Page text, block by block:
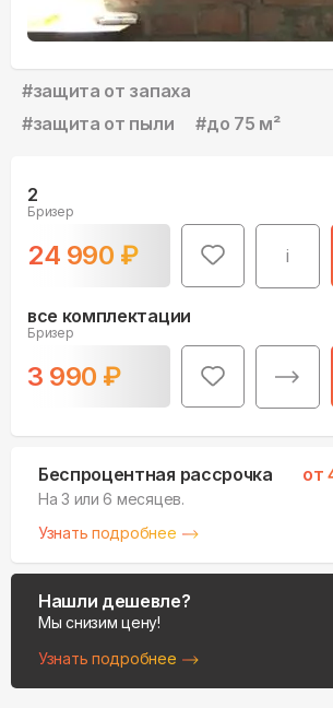
#защита от запаха
#защита от пыли #до 75 м²
2
Бризер
24 990 ₽ i
все комплектации
Бризер
3 990 ₽
Беспроцентная рассрочка от
На 3 или 6 месяцев.
Узнать подробнее
Нашли дешевле?
Мы снизим цену!
Узнать подробнее